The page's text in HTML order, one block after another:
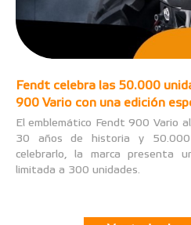
Fendt celebra las 50.000
900 Vario con una edición
El emblemático Fendt 900 Vario
30 años de historia y 50.000
celebrarlo, la marca presenta
limitada a 300 unidades.